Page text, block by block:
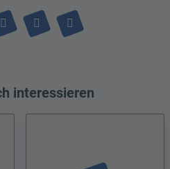
interessieren